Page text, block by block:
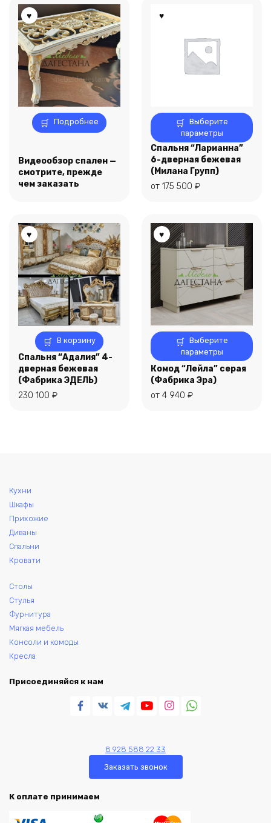
Подробнее
Видеообзор спален —
смотрите, прежде
чем заказать
Выберите
параметры
Этот
товар
имеет
несколько
вариаций.
странице
товара.
Спальня “Ларианна”
6-дверная бежевая
(Милана Групп)
от 175 500 ₽
В корзину
Спальня “Адалия” 4-
дверная бежевая
(Фабрика ЭДЕЛЬ)
230 100 ₽
Выберите
параметры
Этот
товар
имеет
несколько
вариаций.
Комод “Лейла” серая
(Фабрика Эра)
от 4 940 ₽
Кухни
Шкафы
Прихожие
Диваны
Спальни
Кровати
Столы
Стулья
Фурнитура
Мягкая мебель
Консоли и комоды
Кресла
Присоединяйся к нам
8 928 588 22 33
Заказать звонок
К оплате принимаем